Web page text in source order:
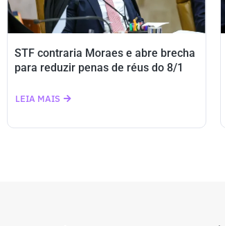
STF contraria Moraes e abre brecha
para reduzir penas de réus do 8/1
LEIA MAIS